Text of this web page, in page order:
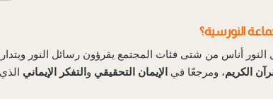
النورسية؟
أناس من شتى فئات المجتمع يقرؤون رسائل النور
الكريم، ومرجعًا فيالإيمان التحقيقي والتفكر الإيماني